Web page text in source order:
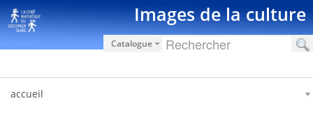
Saut au contenu Images de la culture
Catalogue
accueil